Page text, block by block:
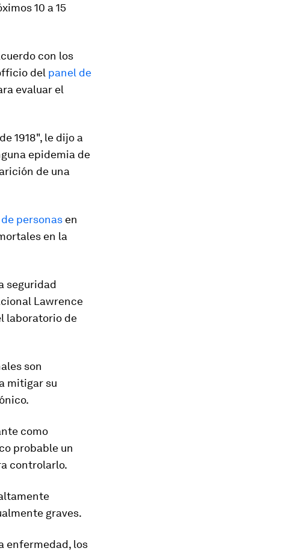
10 a 15
con los
del panel de
evaluar el
1918", le dijo a
epidemia de
de una
personas en
en la
seguridad
Lawrence
laboratorio de
son
mitigar su
como
probable un
controlarlo.
graves.
enfermedad, los